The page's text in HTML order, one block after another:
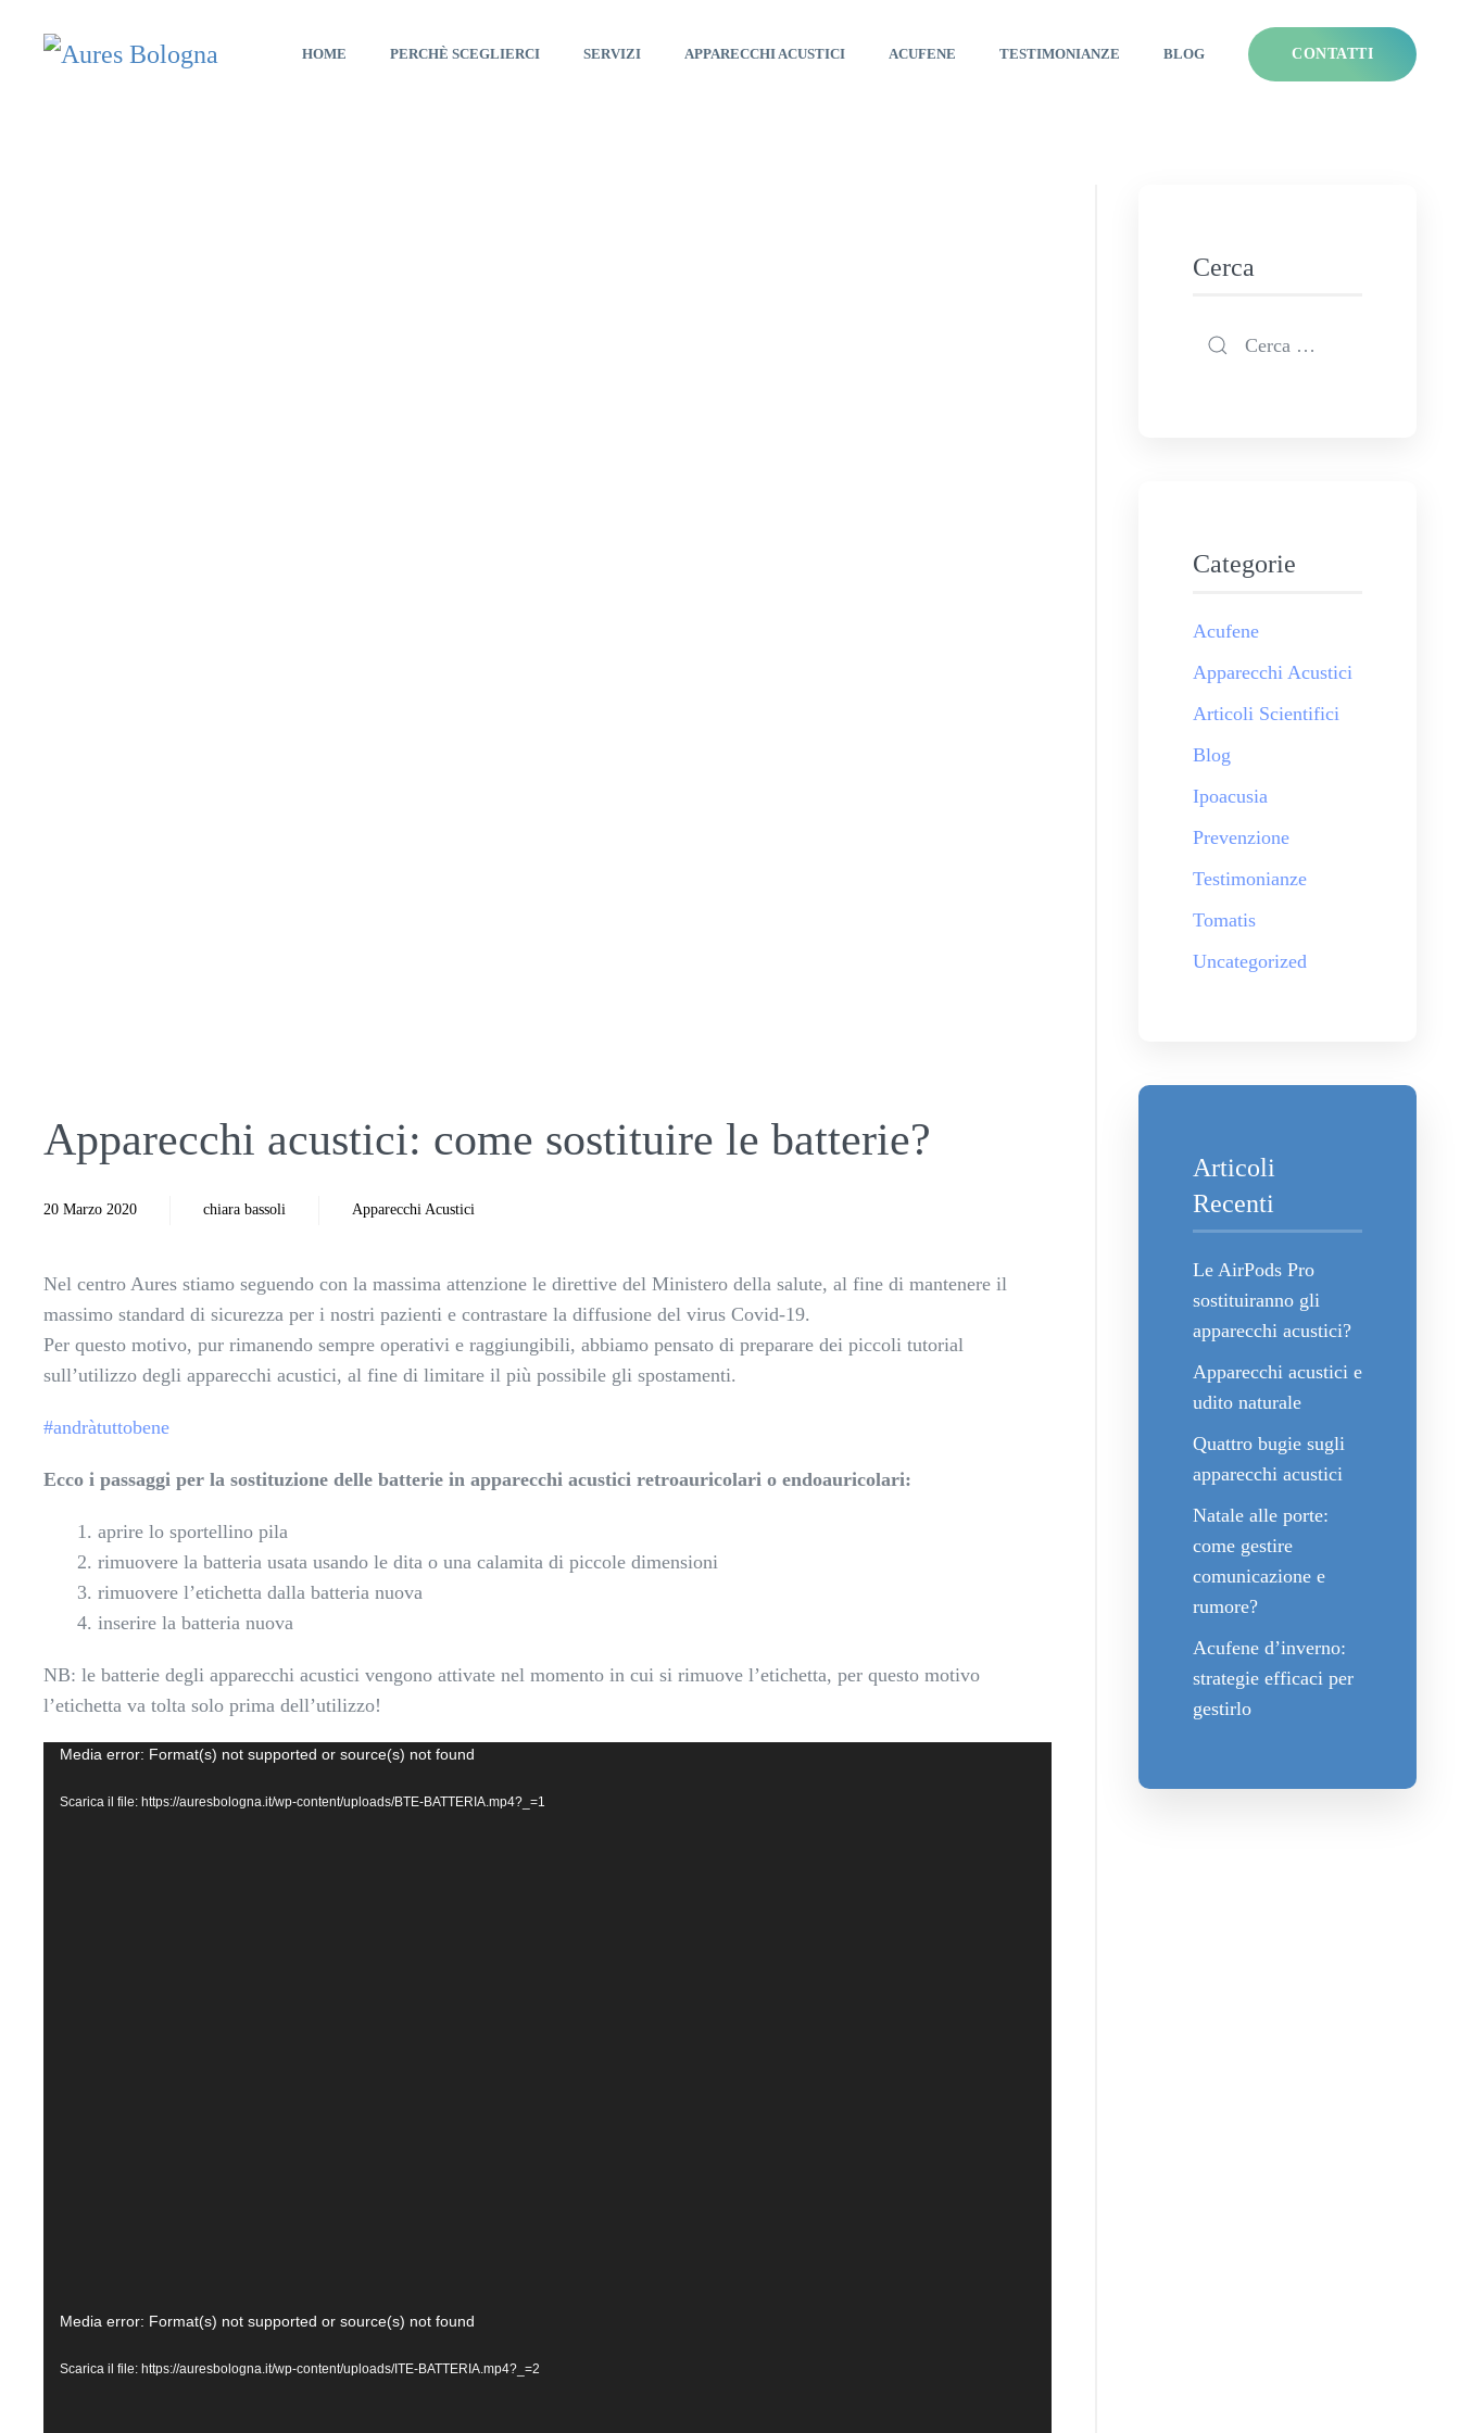
HOME PERCHÈ SCEGLIERCI SERVIZI APPARECCHI ACUSTICI ACUFENE TESTIMONIANZE BLOG CONTATTI
Apparecchi acustici: come sostituire le batterie?
20 Marzo 2020 chiara bassoli Apparecchi Acustici
Nel centro Aures stiamo seguendo con la massima attenzione le direttive del Ministero della salute, al fine di mantenere il
massimo standard di sicurezza per i nostri pazienti e contrastare la diffusione del virus Covid-19.
Per questo motivo, pur rimanendo sempre operativi e raggiungibili, abbiamo pensato di preparare dei piccoli tutorial
sull’utilizzo degli apparecchi acustici, al fine di limitare il più possibile gli spostamenti.
#andràtuttobene
Ecco i passaggi per la sostituzione delle batterie in apparecchi acustici retroauricolari o endoauricolari:
aprire lo sportellino pila
rimuovere la batteria usata usando le dita o una calamita di piccole dimensioni
rimuovere l’etichetta dalla batteria nuova
inserire la batteria nuova
NB: le batterie degli apparecchi acustici vengono attivate nel momento in cui si rimuove l’etichetta, per questo motivo
l’etichetta va tolta solo prima dell’utilizzo!
Video
Media error: Format(s) not supported or source(s) not found
Scarica il file: https://auresbologna.it/wp-content/uploads/BTE-BATTERIA.mp4?_=1
Video
Media error: Format(s) not supported or source(s) not found
Scarica il file: https://auresbologna.it/wp-content/uploads/ITE-BATTERIA.mp4?_=2
Cerca
Categorie
Acufene
Apparecchi Acustici
Articoli Scientifici
Blog
Ipoacusia
Prevenzione
Testimonianze
Tomatis
Uncategorized
Articoli
Recenti
Le AirPods Pro
sostituiranno gli
apparecchi acustici?
Apparecchi acustici e
udito naturale
Quattro bugie sugli
apparecchi acustici
Natale alle porte:
come gestire
comunicazione e
rumore?
Acufene d’inverno:
strategie efficaci per
gestirlo